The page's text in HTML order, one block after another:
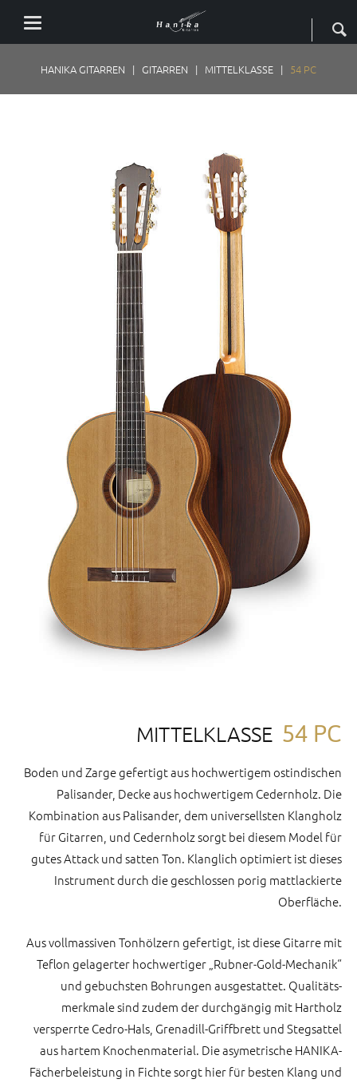
HANIKA GITARREN GITARREN MITTELKLASSE 54 PC
MITTELKLASSE 54 PC
Boden und Zarge gefertigt aus hoch­wertigem ostindischen
Palisander, Decke aus hoch­wertigem Cedernholz. Die
Kombination aus Palisander, dem universellsten Klangholz
für Gitarren, und Cedernholz sorgt bei diesem Model für
gutes Attack und satten Ton. Klanglich optimiert ist dieses
Instrument durch die geschlossen porig matt­lackierte
Oberfläche.
Aus vollmassiven Tonhölzern gefertigt, ist diese Gitarre mit
Teflon gelagerter hoch­wertiger „Rubner-Gold-Mechanik“
und gebuchsten Bohrungen ausgestattet. Qualitäts­
merkmale sind zudem der durch­gängig mit Hartholz
versperrte Cedro-Hals, Grenadill-Griffbrett und Stegsattel
aus hartem Knochen­material. Die asymetrische HANIKA-
Fächer­beleistung in Fichte sorgt hier für besten Klang und